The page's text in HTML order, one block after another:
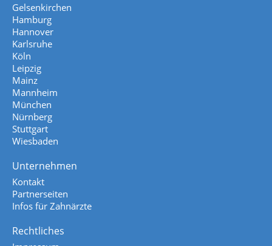
Gelsenkirchen
Hamburg
Hannover
Karlsruhe
Köln
Leipzig
Mainz
Mannheim
München
Nürnberg
Stuttgart
Wiesbaden
Unternehmen
Kontakt
Partnerseiten
Infos für Zahnärzte
Rechtliches